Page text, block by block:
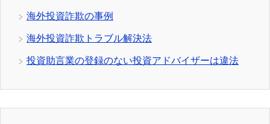
海外投資詐欺の事例
海外投資詐欺トラブル解決法
投資助言業の登録のない投資アドバイザーは違法